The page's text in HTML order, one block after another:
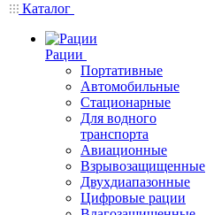
Каталог
Рации
Портативные
Автомобильные
Стационарные
Для водного
транспорта
Авиационные
Взрывозащищенные
Двухдиапазонные
Цифровые рации